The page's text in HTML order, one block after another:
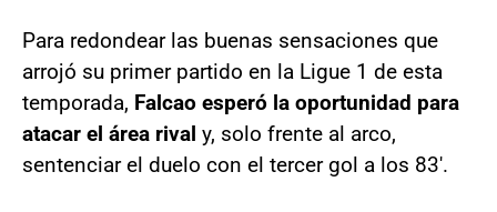
Para redondear las buenas sensaciones que
arrojó su primer partido en la Ligue 1 de esta
temporada, Falcao esperó la oportunidad para
atacar el área rival y, solo frente al arco,
sentenciar el duelo con el tercer gol a los 83'.